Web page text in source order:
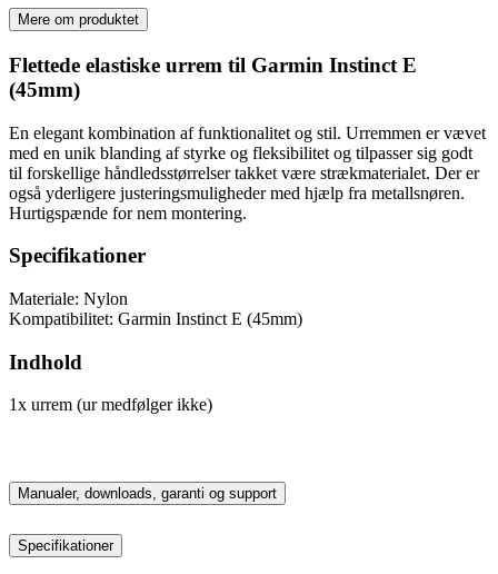
Mere om produktet
Flettede elastiske urrem til Garmin Instinct E
(45mm)
En elegant kombination af funktionalitet og stil. Urremmen er vævet
med en unik blanding af styrke og fleksibilitet og tilpasser sig godt
til forskellige håndledsstørrelser takket være strækmaterialet. Der er
også yderligere justeringsmuligheder med hjælp fra metallsnøren.
Hurtigspænde for nem montering.
Specifikationer
Materiale: Nylon
Kompatibilitet: Garmin Instinct E (45mm)
Indhold
1x urrem (ur medfølger ikke)
Manualer, downloads, garanti og support
Specifikationer